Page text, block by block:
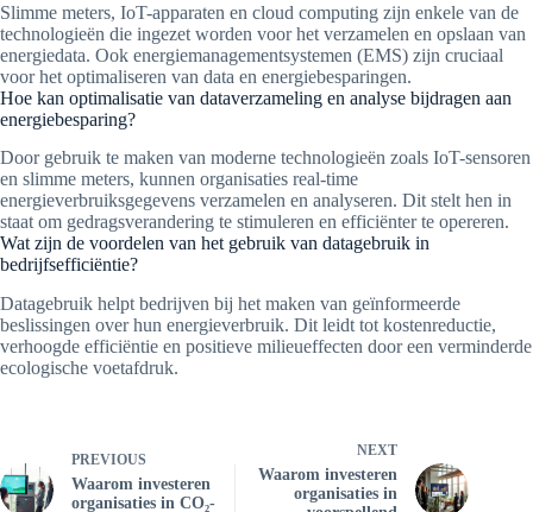
Slimme meters, IoT-apparaten en cloud computing zijn enkele van de
technologieën die ingezet worden voor het verzamelen en opslaan van
energiedata. Ook energiemanagementsystemen (EMS) zijn cruciaal
voor het optimaliseren van data en energiebesparingen.
Hoe kan optimalisatie van dataverzameling en analyse bijdragen aan
energiebesparing?
Door gebruik te maken van moderne technologieën zoals IoT-sensoren
en slimme meters, kunnen organisaties real-time
energieverbruiksgegevens verzamelen en analyseren. Dit stelt hen in
staat om gedragsverandering te stimuleren en efficiënter te opereren.
Wat zijn de voordelen van het gebruik van datagebruik in
bedrijfsefficiëntie?
Datagebruik helpt bedrijven bij het maken van geïnformeerde
beslissingen over hun energieverbruik. Dit leidt tot kostenreductie,
verhoogde efficiëntie en positieve milieueffecten door een verminderde
ecologische voetafdruk.
PREVIOUS
Waarom investeren
organisaties in CO₂-
NEXT
Waarom investeren
organisaties in